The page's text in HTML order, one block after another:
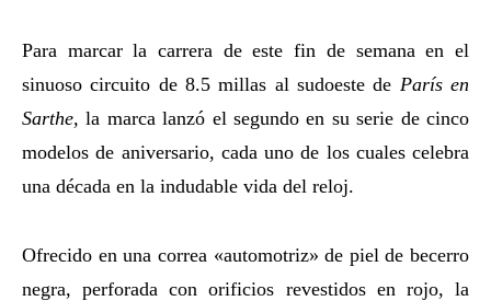
Para marcar la carrera de este fin de semana en el
sinuoso circuito de 8.5 millas al sudoeste de París en
Sarthe, la marca lanzó el segundo en su serie de cinco
modelos de aniversario, cada uno de los cuales celebra
una década en la indudable vida del reloj.
Ofrecido en una correa «automotriz» de piel de becerro
negra, perforada con orificios revestidos en rojo, la